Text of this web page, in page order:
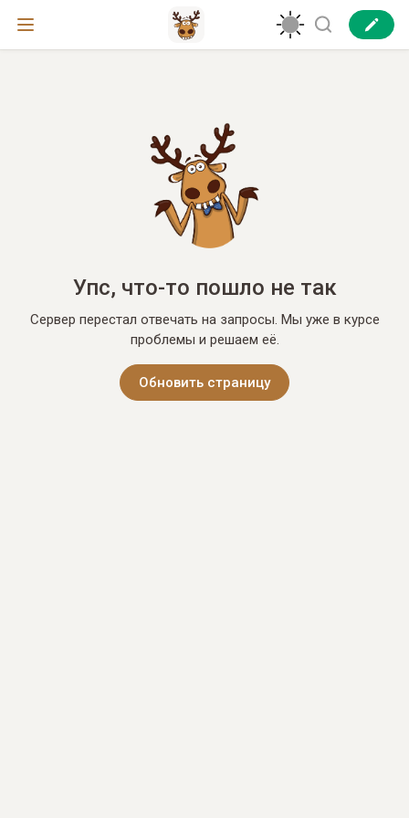
Упс, что-то пошло не так
Сервер перестал отвечать на запросы. Мы уже в курсе
проблемы и решаем её.
Обновить страницу